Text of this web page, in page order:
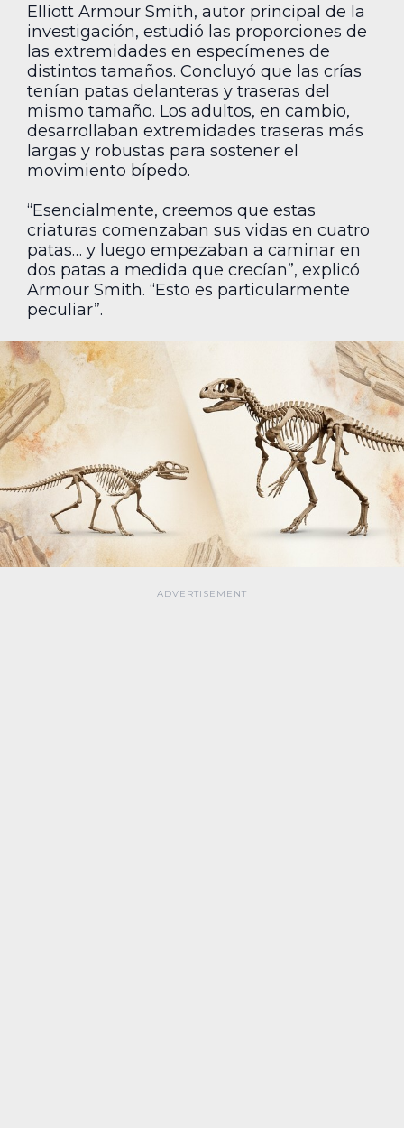
Elliott Armour Smith, autor principal de la
investigación, estudió las proporciones de
las extremidades en especímenes de
distintos tamaños. Concluyó que las crías
tenían patas delanteras y traseras del
mismo tamaño. Los adultos, en cambio,
desarrollaban extremidades traseras más
largas y robustas para sostener el
movimiento bípedo.
“Esencialmente, creemos que estas
criaturas comenzaban sus vidas en cuatro
patas… y luego empezaban a caminar en
dos patas a medida que crecían”, explicó
Armour Smith. “Esto es particularmente
peculiar”.